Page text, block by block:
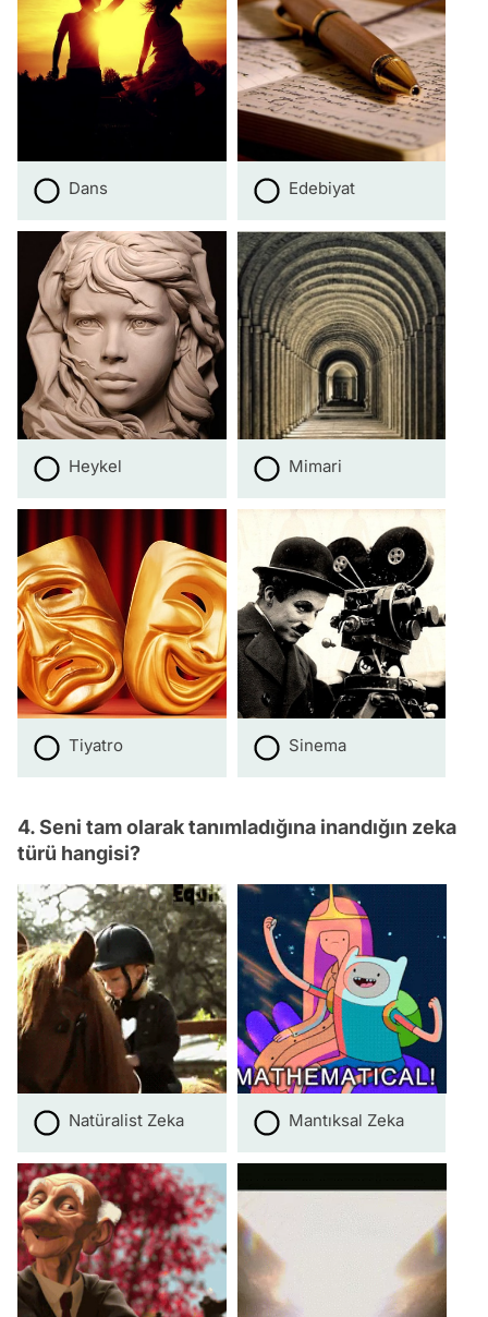
Dans Edebiyat
Heykel Mimari
Tiyatro Sinema
4. Seni tam olarak tanımladığına inandığın zeka
türü hangisi?
Natüralist Zeka Mantıksal Zeka